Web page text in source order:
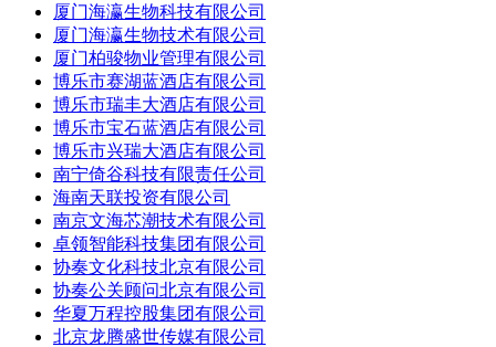
厦门海瀛生物科技有限公司
厦门海瀛生物技术有限公司
厦门柏骏物业管理有限公司
博乐市赛湖蓝酒店有限公司
博乐市瑞丰大酒店有限公司
博乐市宝石蓝酒店有限公司
博乐市兴瑞大酒店有限公司
南宁倚谷科技有限责任公司
海南天联投资有限公司
南京文海芯潮技术有限公司
卓领智能科技集团有限公司
协奏文化科技北京有限公司
协奏公关顾问北京有限公司
华夏万程控股集团有限公司
北京龙腾盛世传媒有限公司